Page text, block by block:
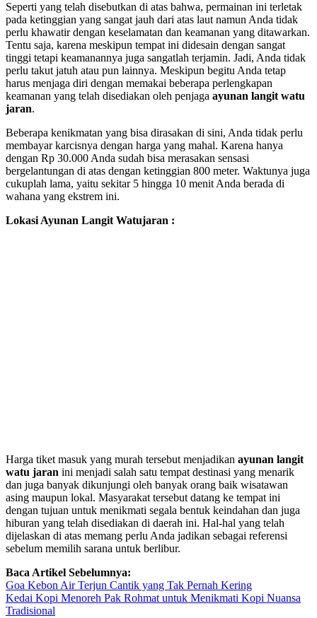
Seperti yang telah disebutkan di atas bahwa, permainan ini terletak
pada ketinggian yang sangat jauh dari atas laut namun Anda tidak
perlu khawatir dengan keselamatan dan keamanan yang ditawarkan.
Tentu saja, karena meskipun tempat ini didesain dengan sangat
tinggi tetapi keamanannya juga sangatlah terjamin. Jadi, Anda tidak
perlu takut jatuh atau pun lainnya. Meskipun begitu Anda tetap
harus menjaga diri dengan memakai beberapa perlengkapan
keamanan yang telah disediakan oleh penjaga ayunan langit watu
jaran.
Beberapa kenikmatan yang bisa dirasakan di sini, Anda tidak perlu
membayar karcisnya dengan harga yang mahal. Karena hanya
dengan Rp 30.000 Anda sudah bisa merasakan sensasi
bergelantungan di atas dengan ketinggian 800 meter. Waktunya juga
cukuplah lama, yaitu sekitar 5 hingga 10 menit Anda berada di
wahana yang ekstrem ini.
Lokasi Ayunan Langit Watujaran :
Harga tiket masuk yang murah tersebut menjadikan ayunan langit
watu jaran ini menjadi salah satu tempat destinasi yang menarik
dan juga banyak dikunjungi oleh banyak orang baik wisatawan
asing maupun lokal. Masyarakat tersebut datang ke tempat ini
dengan tujuan untuk menikmati segala bentuk keindahan dan juga
hiburan yang telah disediakan di daerah ini. Hal-hal yang telah
dijelaskan di atas memang perlu Anda jadikan sebagai referensi
sebelum memilih sarana untuk berlibur.
Baca Artikel Sebelumnya:
Goa Kebon Air Terjun Cantik yang Tak Pernah Kering
Kedai Kopi Menoreh Pak Rohmat untuk Menikmati Kopi Nuansa
Tradisional